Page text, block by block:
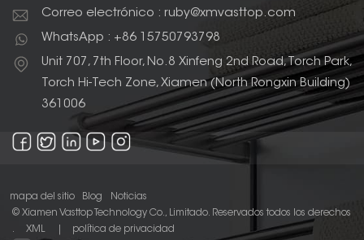
Correo electrónico : ruby@xmvasttop.com
WhatsApp : +86 15750793798
Unit 707, 7th Floor, No.8 Xinfeng 2nd Road, Torch Park,
Torch Hi-Tech Zone, Xiamen (North Rongxin Building)
361006
mapa del sitio Blog
Noticias
© Xiamen Vasttop Technology Co., Limitado. Reservados todos los derechos
.
XML política de privacidad